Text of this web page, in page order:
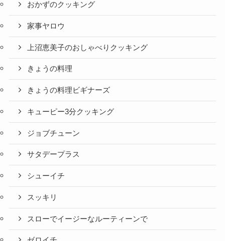
おかずのクッキング
家事ヤロウ
上沼恵美子のおしゃべりクッキング
きょうの料理
きょうの料理ビギナーズ
キューピー3分クッキング
ジョブチューン
サタデープラス
シューイチ
スッキリ
スローでイージーなルーティーンで